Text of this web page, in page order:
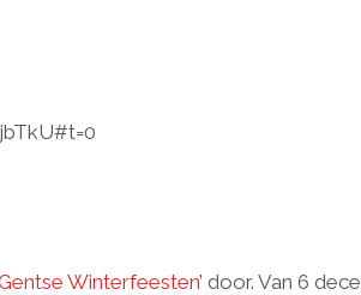
Winterfeesten’ door. Van 6